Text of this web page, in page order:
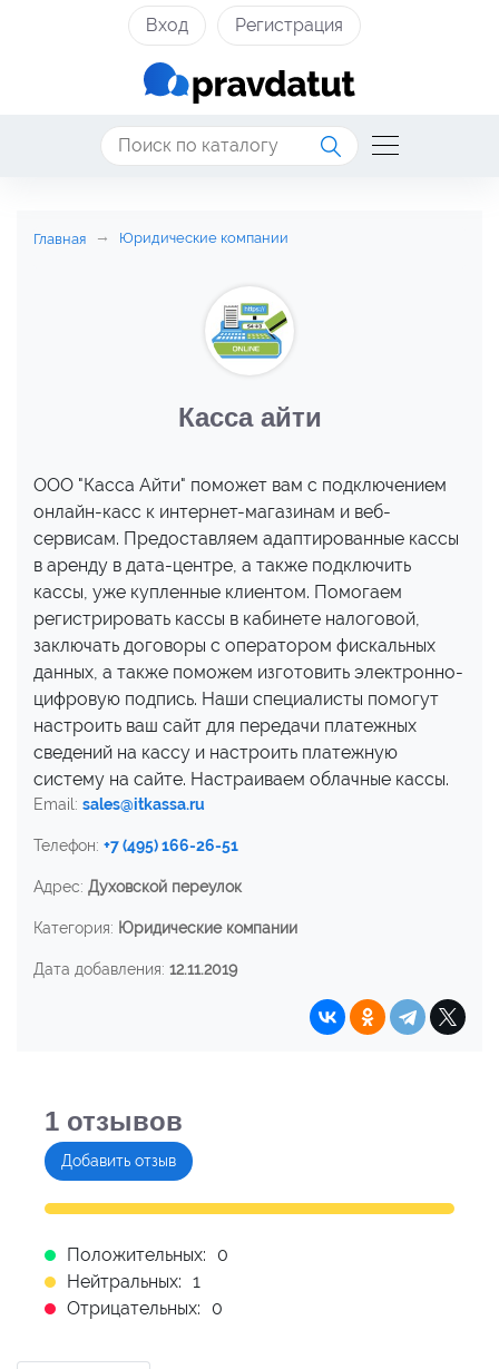
Вход Регистрация
Главная Юридические компании
Касса айти
ООО "Касса Айти" поможет вам с подключением
онлайн-касс к интернет-магазинам и веб-
сервисам. Предоставляем адаптированные кассы
в аренду в дата-центре, а также подключить
кассы, уже купленные клиентом. Помогаем
регистрировать кассы в кабинете налоговой,
заключать договоры с оператором фискальных
данных, а также поможем изготовить электронно-
цифровую подпись. Наши специалисты помогут
настроить ваш сайт для передачи платежных
сведений на кассу и настроить платежную
систему на сайте. Настраиваем облачные кассы.
Email: sales@itkassa.ru
Телефон: +7 (495) 166-26-51
Адрес: Духовской переулок
Категория: Юридические компании
Дата добавления: 12.11.2019
1 отзывов
Добавить отзыв
Положительных:
0
Нейтральных: 1
Отрицательных:
0